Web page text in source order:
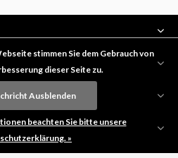
stimmen Sie dem Gebrauch von
dieser Seite zu.
Ausblenden
beachten Sie bitte unsere
»